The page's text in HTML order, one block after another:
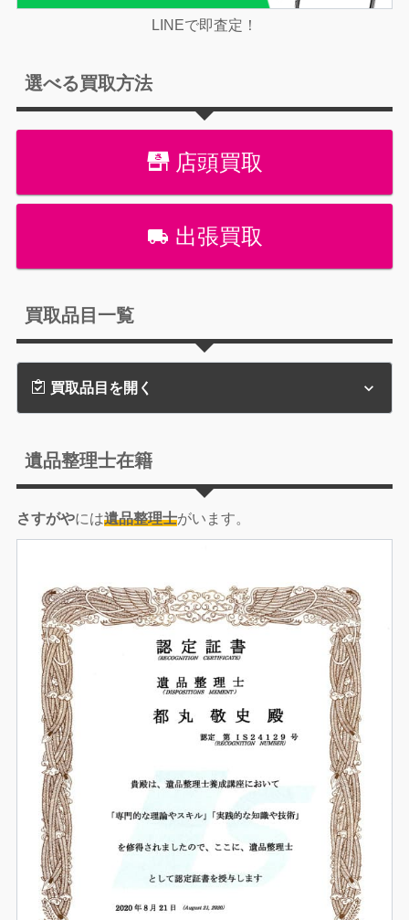
LINEで即査定！
選べる買取方法
店頭買取
出張買取
買取品目一覧
買取品目を開く
遺品整理士在籍
さすがやには遺品整理士がいます。